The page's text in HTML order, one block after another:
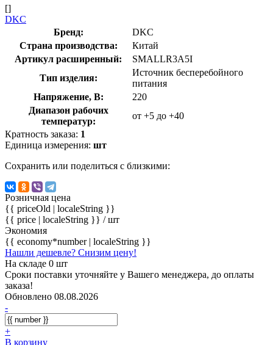
[]
DKC
Бренд:
DKC
Страна производства:
Китай
Артикул расширенный:
SMALLR3A5I
Тип изделия:
Источник бесперебойного
питания
Напряжение, В:
220
Диапазон рабочих
температур:
от +5 до +40
Кратность заказа: 1
Единица измерения: шт
Сохранить или поделиться с близкими:
Розничная цена
{{ priceOld | localeString }}
{{ price | localeString }} / шт
Экономия
{{ economy*number | localeString }}
Нашли дешевле? Снизим цену!
На складе 0 шт
Сроки поставки уточняйте у Вашего менеджера, до оплаты
заказа!
Обновлено 08.08.2026
-
+
В корзину